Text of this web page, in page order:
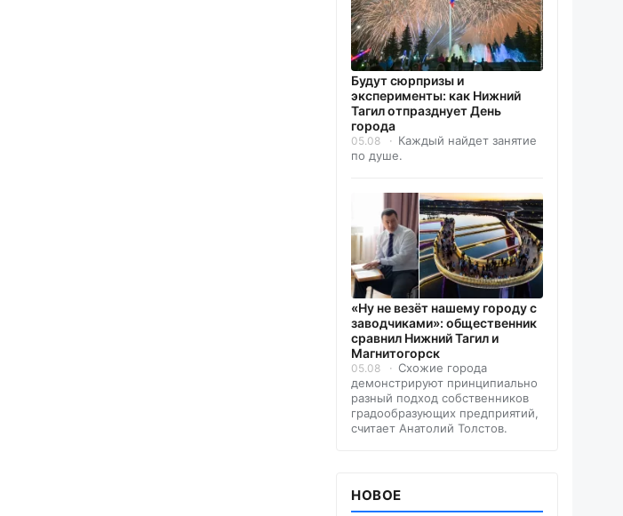
Будут сюрпризы и
эксперименты: как Нижний
Тагил отпразднует День
города
05.08
Каждый найдет занятие
по душе.
«Ну не везёт нашему городу с
заводчиками»: общественник
сравнил Нижний Тагил и
Магнитогорск
05.08
Схожие города
демонстрируют принципиально
разный подход собственников
градообразующих предприятий,
считает Анатолий Толстов.
НОВОЕ